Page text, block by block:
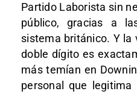
Partido Laborista sin
público, gracias a
sistema británico. Y la
doble dígito es
más temían en
personal que